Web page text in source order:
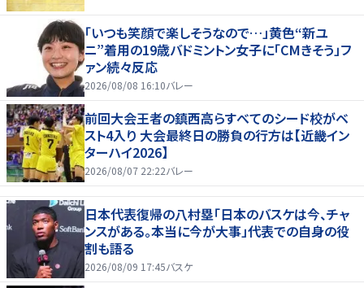
「いつも笑顔で楽しそうなので…」黄色“新ユ
ニ”着用の19歳バドミントン女子に「CMきそう」フ
ァン続々反応
2026/08/08 16:10バレー
前回大会王者の鎮西高らすべてのシード校がベ
スト4入り 大会最終日の勝負の行方は【近畿イン
ターハイ2026】
2026/08/07 22:22バレー
日本代表復帰の八村塁「日本のバスケは今、チャ
ンスがある。本当に今が大事」代表での自身の役
割も語る
2026/08/09 17:45バスケ